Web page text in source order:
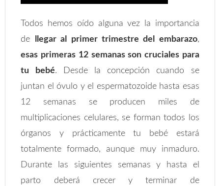
Todos hemos oído alguna vez la importancia
de
llegar al primer trimestre del embarazo,
esas primeras 12 semanas son cruciales para
tu bebé. Desde la concepción cuando se
juntan el óvulo y el espermatozoide hasta esas
12 semanas se producen miles de
multiplicaciones celulares, se forman todos los
órganos y prácticamente tu bebé estará
totalmente formado, aunque muy inmaduro.
Durante las siguientes semanas y hasta el
parto deberá crecer y terminar de